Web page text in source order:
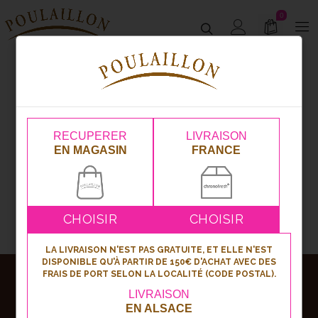
0
Produit Nombre de parts 6 parts
Abonnez-vous
RECUPERER
EN MAGASIN
CHOISIR
LA LIVRAISON N'EST PAS GRATUITE, ET ELLE N'EST
DISPONIBLE QU'À PARTIR DE 150€ D'ACHAT AVEC DES
FRAIS DE PORT SELON LA LOCALITÉ (CODE POSTAL).
LIVRAISON
EN ALSACE
LIVRAISON
FRANCE
CHOISIR